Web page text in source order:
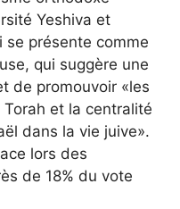
Yeshiva et
se présente comme
qui suggère une
de promouvoir «les
et la centralité
dans la vie juive».
lors des
de 18% du vote